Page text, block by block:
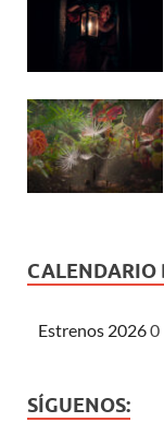
CALENDARIO
Estrenos 20260
SÍGUENOS: